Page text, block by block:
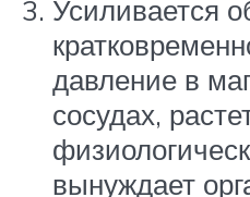
Усиливается
давление в
сосудах,
вынуждает